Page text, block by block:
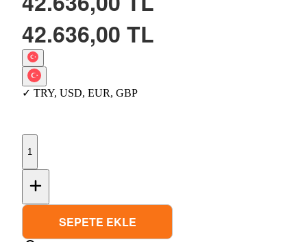
42.636,00 TL
✓ TRY, USD, EUR, GBP
1
SEPETE EKLE